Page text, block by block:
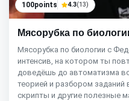
100points 4.3(13)
Мясорубка по
Мясорубка по биологии с
интенсив, на котором ты
доведёшь до автоматизма
теорией и разбором заданий
скрипты и другие полезные